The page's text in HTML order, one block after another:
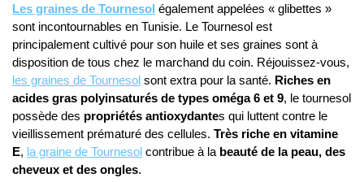
Les graines de Tournesol également appelées « glibettes »
sont incontournables en Tunisie. Le Tournesol est
principalement cultivé pour son huile et ses graines sont à
disposition de tous chez le marchand du coin. Réjouissez-vous,
les graines de Tournesol sont extra pour la santé. Riches en
acides gras polyinsaturés de types oméga 6 et 9, le tournesol
possède des propriétés antioxydantes qui luttent contre le
vieillissement prématuré des cellules. Très riche en vitamine
E, la graine de Tournesol contribue à la beauté de la peau, des
cheveux et des ongles.